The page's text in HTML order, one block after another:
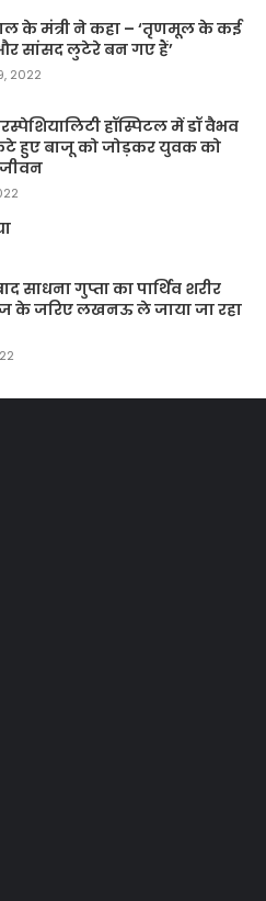
के मंत्री ने कहा – ‘तृणमूल के कई
सांसद लुटेरे बन गए हैं’
2022
हॉस्पिटल में डॉ वैभव
हुए बाजू को जोड़कर युवक को
जीवन
साधना गुप्ता का पार्थिव शरीर
के जरिए लखनऊ ले जाया जा रहा